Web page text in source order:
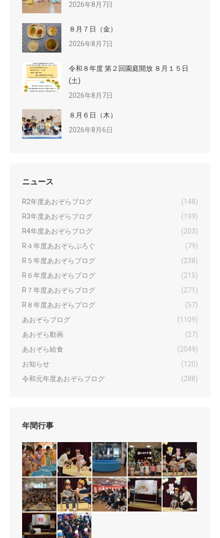
2026年8月7日
８月７日（金）
2026年8月7日
令和８年度 第２回園庭開放 ８月１５日
(土)
2026年8月7日
８月６日（木）
2026年8月6日
ニュース
R2年度あおぞらブログ
(148)
R3年度あおぞらブログ
(199)
R4年度あおぞらブログ
(203)
R４年度あおぞらぶろぐ
(79)
R５年度あおぞらブログ
(238)
R６年度あおぞらブログ
(215)
R７年度あおぞらブログ
(271)
R８年度あおぞらブログ
(57)
あおぞらブログ
(1109)
あおぞら動画
(27)
あおぞら給食
(2049)
お知らせ
(120)
令和元年度あおぞらブログ
(288)
年間行事